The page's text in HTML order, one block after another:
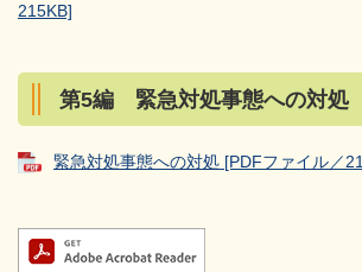
215KB]
第5編 緊急対処事態への対処
緊急対処事態への対処 [PDFファイル／